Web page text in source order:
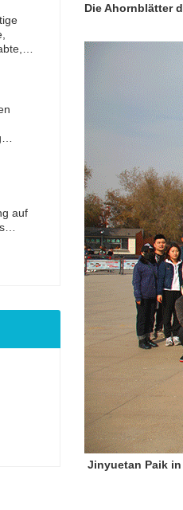
Die Ahornblätter
Jinyuetan Paik
auf